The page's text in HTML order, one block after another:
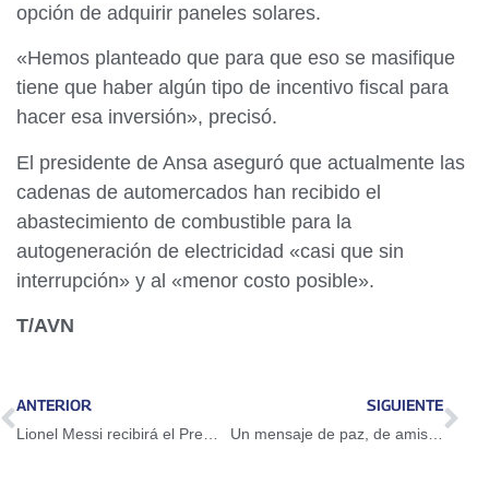
opción de adquirir paneles solares.
«Hemos planteado que para que eso se masifique
tiene que haber algún tipo de incentivo fiscal para
hacer esa inversión», precisó.
El presidente de Ansa aseguró que actualmente las
cadenas de automercados han recibido el
abastecimiento de combustible para la
autogeneración de electricidad «casi que sin
interrupción» y al «menor costo posible».
T/AVN
ANTERIOR SIGUIENTE
Un mensaje de paz, de amistad y de cooperación lleva Venezuela a la India